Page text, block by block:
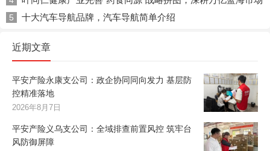
5 十大汽车导航品牌，汽车导航简单介绍
近期文章
平安产险永康支公司：政企协同同向发力 基层防
控精准落地
2026年8月7日
平安产险义乌支公司：全域排查前置风控 筑牢台
风防御屏障